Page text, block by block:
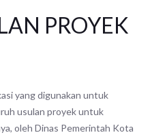
PROYEK
yang digunakan untuk
usulan proyek untuk
oleh Dinas Pemerintah Kota